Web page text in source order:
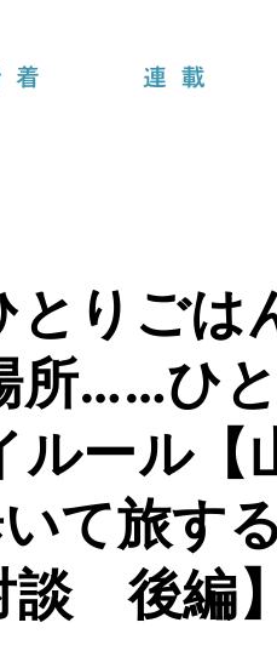
りごは
所……ひ
ルール【
て旅す
談 後編】